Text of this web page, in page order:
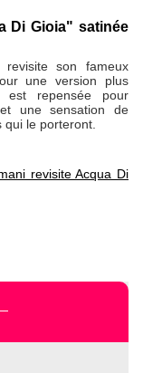
Di Gioia" satinée
revisite son fameux
une version plus
est repensée pour
une sensation de
qui le porteront.
revisite Acqua Di